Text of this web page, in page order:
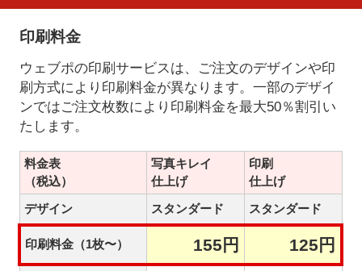
印刷料金
ウェブポの印刷サービスは、ご注文のデザインや印
刷方式により印刷料金が異なります。一部のデザイ
ンではご注文枚数により印刷料金を最大50％割引い
たします。
料金表
（税込）
写真キレイ
仕上げ
印刷
仕上げ
デザイン
スタンダード スタンダード
印刷料金（1枚〜） 155円 125円